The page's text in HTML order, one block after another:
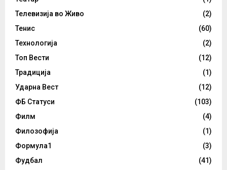
Телевизија во Живо
(2)
Тенис
(60)
Технологија
(2)
Топ Вести
(12)
Традиција
(1)
Ударна Вест
(12)
ФБ Статуси
(103)
Филм
(4)
Филозофија
(1)
Формула1
(3)
Фудбал
(41)